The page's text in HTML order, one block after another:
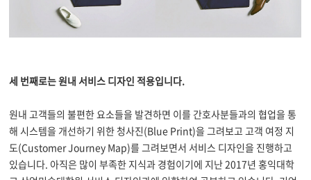
세 번째로는 원내 서비스 디자인 적용입니다.
원내 고객들의 불편한 요소들을 발견하면 이를 간호사분들과의 협업을 통
해 시스템을 개선하기 위한 청사진(Blue Print)을 그려보고 고객 여정 지
도(Customer Journey Map)를 그려보면서 서비스 디자인을 진행하고
있습니다. 아직은 많이 부족한 지식과 경험이기에 지난 2017년 홍익대학